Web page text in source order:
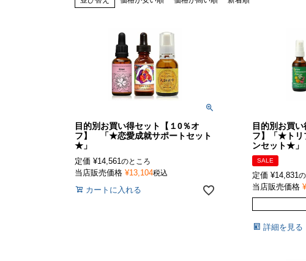
目的別お買い得セット【１0％オ
フ】 「★恋愛成就サポートセット
★」
定価 ¥14,561 のところ
当店販売価格 ¥13,104税込
カートに入れる
目的別お買
フ】「★トリ
ンセット★」
SALE
定価 ¥14,831
当店販売価格 ¥
詳細を見る